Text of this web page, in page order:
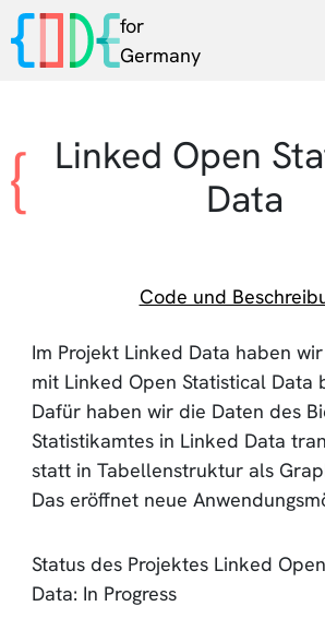
for
Germany
Linked Open
Data
Code und
Im Projekt Linked Data haben
mit Linked Open Statistical Data
Dafür haben wir die Daten des
Statistikamtes in Linked Data
statt in Tabellenstruktur als
Das eröffnet neue
Status des Projektes Linked
Data: In Progress